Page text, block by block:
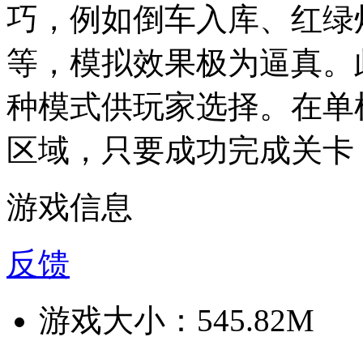
巧，例如倒车入库、红
等，模拟效果极为逼真
种模式供玩家选择。在
区域，只要成功完成关
游戏信息
反馈
游戏大小： 545.82M